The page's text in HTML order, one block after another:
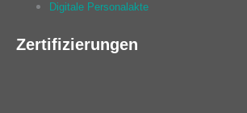
Digitale Personalakte
Zertifizierungen